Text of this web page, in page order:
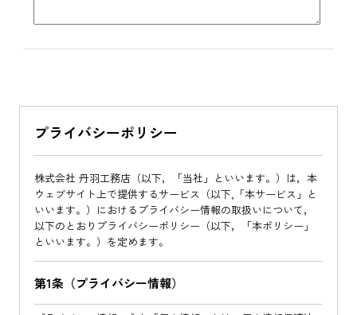
プライバシーポリシー
株式会社 丹羽工務店（以下，「当社」といいます。）は，本
ウェブサイト上で提供するサービス（以下,「本サービス」と
いいます。）におけるプライバシー情報の取扱いについて，
以下のとおりプライバシーポリシー（以下，「本ポリシー」
といいます。）を定めます。
第1条（プライバシー情報）